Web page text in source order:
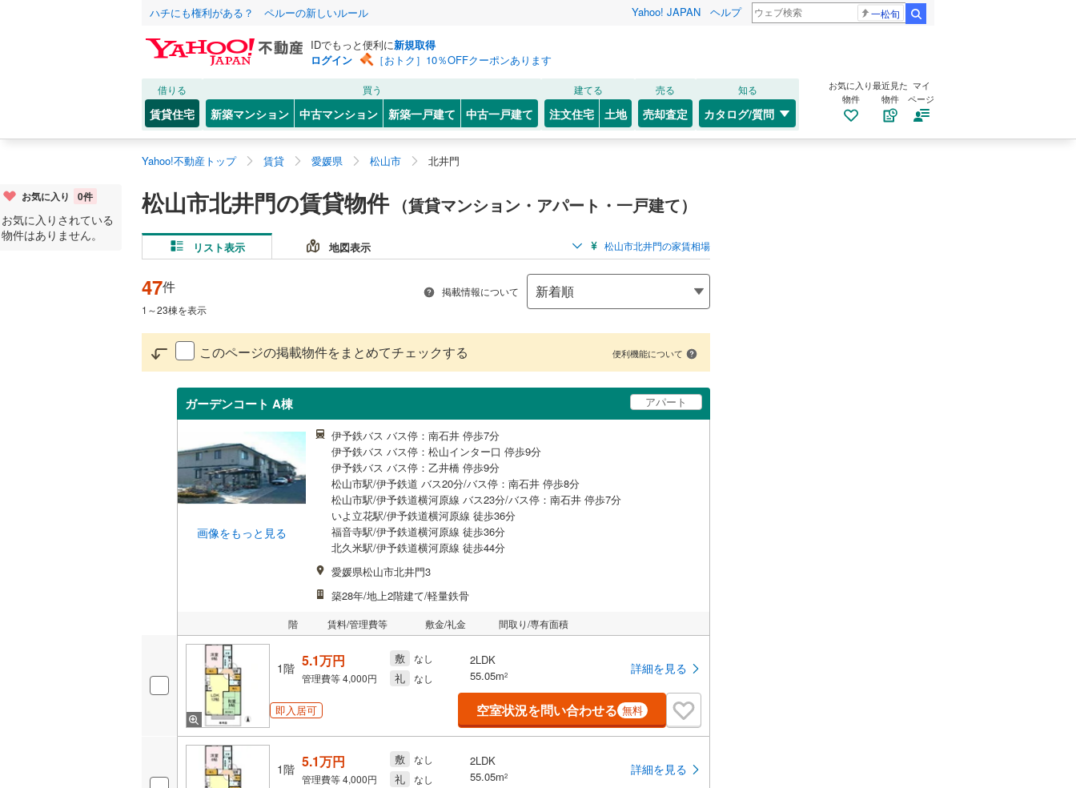
ハチにも権利がある？ ペルーの新しいルール Yahoo! JAPAN ヘルプ 一松旬
IDでもっと便利に新規取得
ログイン
［おトク］10％OFFクーポンあります
借りる
賃貸住宅
買う
新築マンション 中古マンション 新築一戸建て 中古一戸建て
建てる
注文住宅 土地
売る
売却査定
知る
カタログ/質問
お気に入り
物件
最近見た
物件
マイ
ページ
Yahoo!不動産トップ 賃貸 愛媛県 松山市 北井門
松山市北井門の賃貸物件 （賃貸マンション・アパート・一戸建て）
リスト表示 地図表示 松山市北井門の家賃相場
47件
1 ～23棟を表示
掲載情報について
このページの掲載物件をまとめてチェックする 便利機能について
ガーデンコート A棟 アパート
画像をもっと見る
伊予鉄バス バス停：南石井 停歩7分
伊予鉄バス バス停：松山インター口 停歩9分
伊予鉄バス バス停：乙井橋 停歩9分
松山市駅/伊予鉄道 バス20分/バス停：南石井 停歩8分
松山市駅/伊予鉄道横河原線 バス23分/バス停：南石井 停歩7分
いよ立花駅/伊予鉄道横河原線 徒歩36分
福音寺駅/伊予鉄道横河原線 徒歩36分
北久米駅/伊予鉄道横河原線 徒歩44分
愛媛県松山市北井門3
築28年/地上2階建て/軽量鉄骨
階 賃料/管理費等 敷金/礼金 間取り/専有面積
1階 5.1万円
管理費等4,000円
敷 なし
礼 なし
2LDK
55.05m2 詳細を見る
即入居可 空室状況を問い合わせる 無料
1階 5.1万円
管理費等4,000円
敷 なし
礼 なし
2LDK
55.05m2 詳細を見る
お気に入り 0件
お気に入りされている
物件はありません。